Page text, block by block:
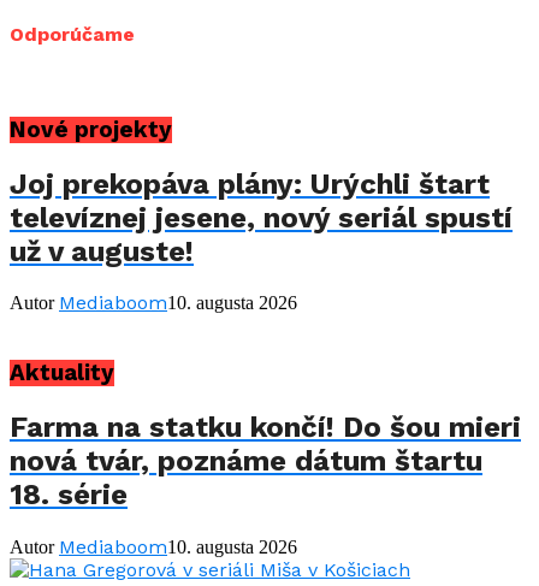
Odporúčame
Nové projekty
Joj prekopáva plány: Urýchli štart
televíznej jesene, nový seriál spustí
už v auguste!
Autor Mediaboom10. augusta 2026
Aktuality
Farma na statku končí! Do šou mieri
nová tvár, poznáme dátum štartu
18. série
Autor Mediaboom10. augusta 2026